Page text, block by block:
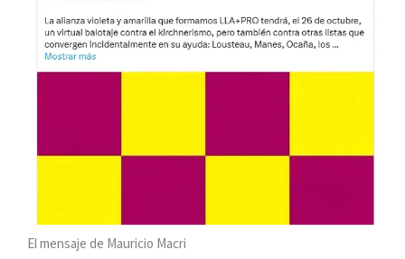
El mensaje de Mauricio Macri